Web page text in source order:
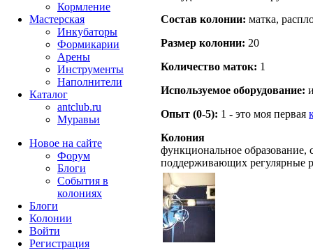
Состав кoлонии: матка,
Размер кoлонии: 20
Количество маток: 1
Используемое оборудование:
Опыт (0-5): 1 - это моя первая
Колония
функциональное образование,
поддерживающих регулярные
Кормление
Мастерская
Инкубаторы
Формикарии
Арены
Инструменты
Наполнители
Каталог
antclub.ru
Муравьи
Новое на сайте
Форум
Блоги
События в
колониях
Блоги
Колонии
Войти
Peгиcтpaция